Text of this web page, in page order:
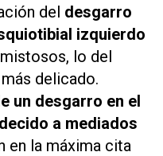
del desgarro
izquierdo
lo del
delicado.
un desgarro en el
a mediados
en la máxima cita